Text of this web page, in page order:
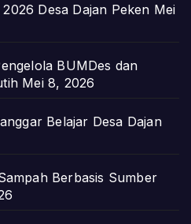
Desa Dajan Peken Mei
BUMDes dan
Mei 8, 2026
Belajar Desa Dajan
Berbasis Sumber